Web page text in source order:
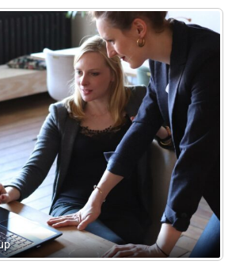
Kock Nielsen Advokatfirma